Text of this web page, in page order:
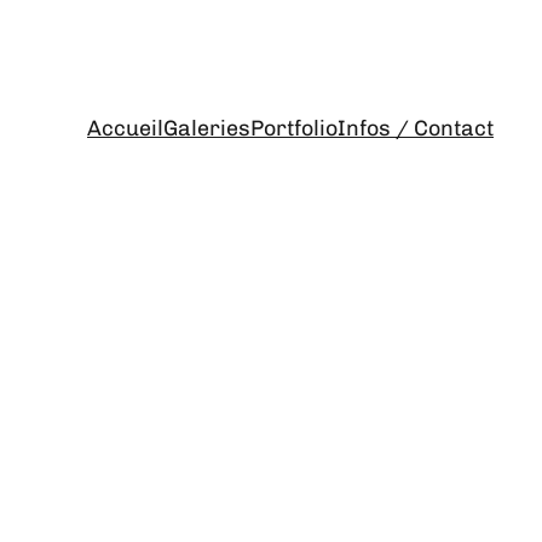
AccueilGaleriesPortfolioInfos / Contact